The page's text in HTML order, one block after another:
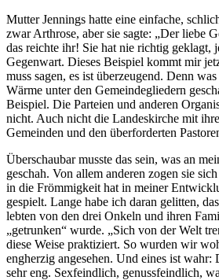
Mutter Jennings hatte eine einfache,
zwar Arthrose, aber sie sagte:
Der liebe
das reichte ihr! Sie hat nie richtig geklagt,
Gegenwart. Dieses Beispiel kommt mir
muss sagen, es ist überzeugend. Denn
Wärme unter den Gemeindegliedern
Beispiel. Die Parteien und anderen
nicht. Auch nicht die Landeskirche mit
Gemeinden und den überforderten
Überschaubar musste das sein, was an
geschah. Von allem anderen zogen sie
in die Frömmigkeit hat in meiner
gespielt. Lange habe ich daran gelitten,
lebten von den drei Onkeln und ihren
getrunken
wurde. Sich von der Welt
diese Weise praktiziert. So wurden wir
engherzig angesehen. Und eines ist wahr:
sehr eng. Sexfeindlich, genussfeindlich,